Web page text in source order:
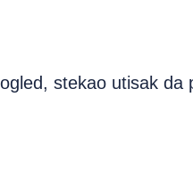
stekao utisak da